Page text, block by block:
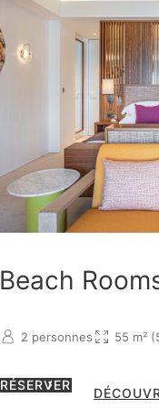
Beach
2 personnes 55 m²
RÉSERVER